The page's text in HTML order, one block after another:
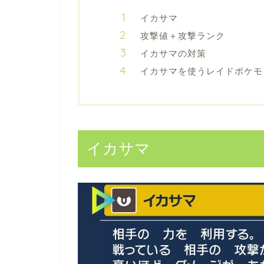
イカサマ
攻撃値＋攻撃ランク
イカサマの対策
イカサマを使うレイドポケ
イカサマ